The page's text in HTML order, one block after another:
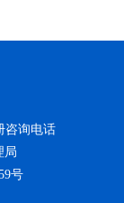
咨询电话
局
号